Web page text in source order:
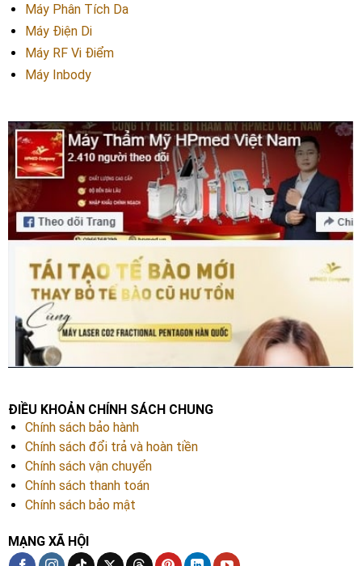
Máy Phân Tích Da
Máy Điện Di
Máy RF Vi Điểm
Máy Inbody
ĐIỀU KHOẢN CHÍNH SÁCH CHUNG
Chính sách bảo hành
Chính sách đổi trả và hoàn tiền
Chính sách vận chuyển
Chính sách thanh toán
Chính sách bảo mật
MẠNG XÃ HỘI